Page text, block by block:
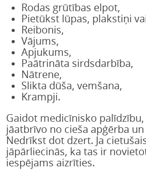
Rodas grūtības elpot,
Pietūkst lūpas, plakstiņi
Reibonis,
Vājums,
Apjukums,
Paātrināta sirdsdarbība,
Nātrene,
Slikta dūša, vemšana,
Krampji.
Gaidot medicīnisko
jāatbrīvo no cieša apģērba
Nedrīkst dot dzert. Ja
jāpārliecinās, ka tas ir
iespējams aizrīties.